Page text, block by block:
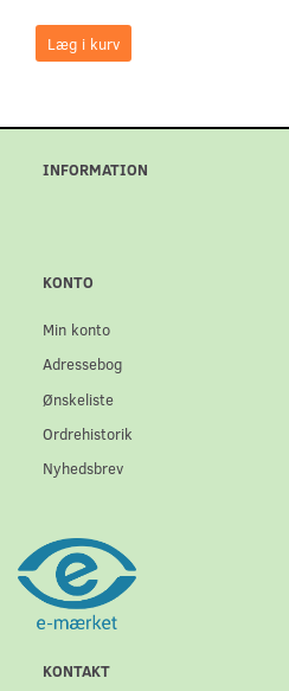
Læg i kurv
INFORMATION
KONTO
Min konto
Adressebog
Ønskeliste
Ordrehistorik
Nyhedsbrev
KONTAKT